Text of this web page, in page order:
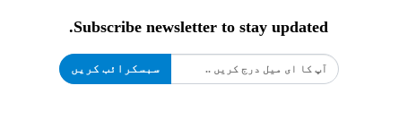
Subscribe newsletter to stay updated.
سبسکرائب کریں